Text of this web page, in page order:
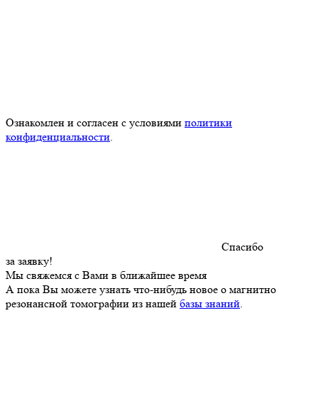
Ознакомлен и согласен с условиями политики
конфиденциальности.
Спасибо
за заявку!
Мы свяжемся с Вами в ближайшее время
А пока Вы можете узнать что-нибудь новое о магнитно
резонансной томографии из нашей базы знаний.